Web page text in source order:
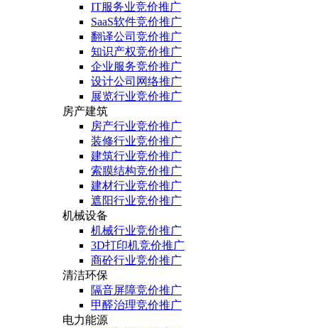
IT服务业竞价推广
SaaS软件竞价推广
翻译公司竞价推广
知识产权竞价推广
企业服务竞价推广
设计公司网络推广
展览行业竞价推广
房产建筑
房产行业竞价推广
装修行业竞价推广
建筑行业竞价推广
索膜结构竞价推广
建材行业竞价推广
遮阳行业竞价推广
机械设备
机械行业竞价推广
3D打印机竞价推广
商砼行业竞价推广
清洁环保
隔音屏障竞价推广
甲醛治理竞价推广
电力能源